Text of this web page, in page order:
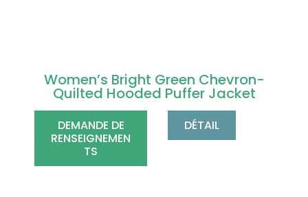
Women’s Bright Green Chevron-
Quilted Hooded Puffer Jacket
DEMANDE DE
RENSEIGNEMEN
TS
DÉTAIL